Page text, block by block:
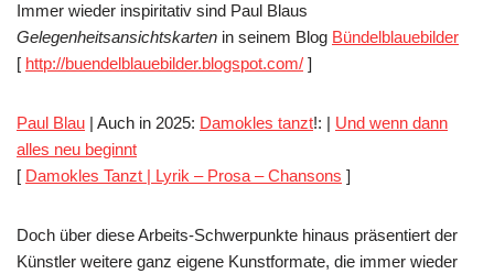
Immer wieder inspiritativ sind Paul Blaus
Gelegenheitsansichtskarten in seinem Blog Bündelblauebilder
[ http://buendelblauebilder.blogspot.com/ ]
Paul Blau | Auch in 2025: Damokles tanzt!: | Und wenn dann
alles neu beginnt
[ Damokles Tanzt | Lyrik – Prosa – Chansons ]
Doch über diese Arbeits-Schwerpunkte hinaus präsentiert der
Künstler weitere ganz eigene Kunstformate, die immer wieder